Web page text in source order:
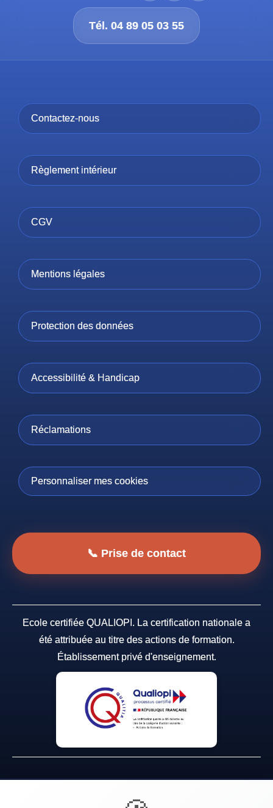
Tél. 04 89 05 03 55
Contactez-nous
Règlement intérieur
CGV
Mentions légales
Protection des données
Accessibilité & Handicap
Réclamations
Personnaliser mes cookies
📞 Prise de contact
Ecole certifiée QUALIOPI. La certification nationale a
été attribuée au titre des actions de formation.
Établissement privé d'enseignement.